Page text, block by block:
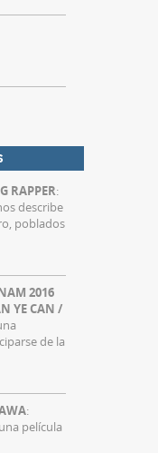
RAPPER:
describe
poblados
2016
YE CAN /
de la
:
película